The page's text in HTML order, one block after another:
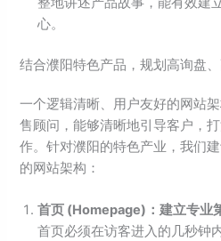
心。
结合濮阳特色产品，规划高询盘
一个逻辑清晰、用户友好的网站
售顾问，能够清晰地引导客户，
作。针对濮阳的特色产业，我们
的网站架构：
首页 (Homepage) ：建立专业
首页必须在访客进入的几秒钟